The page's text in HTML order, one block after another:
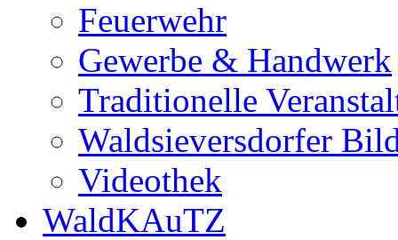
Feuerwehr
Gewerbe & Handwerk
Traditionelle
Waldsieversdorfer
Videothek
WaldKAuTZ